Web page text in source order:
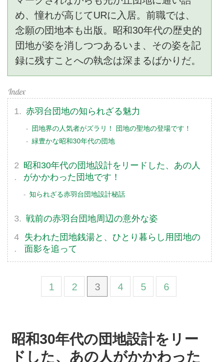
め、憧れが高じてURに入居。前職では、
念願の団地本も出版。昭和30年代の歴史的
団地が姿を消しつつあるいま、その姿を記
録に残すことへの執念は深まるばかりだ。
赤羽台団地の知られざる魅力
団地界の人気者がズラリ！ 団地の聖地の登場です！
緑豊かな昭和30年代の団地
昭和30年代の団地設計をリードした、あの人
がかかわった団地です！
知られざる赤羽台団地設計秘話
戦前の赤羽台団地周辺の意外な姿
失われた団地銭湯と、ひとり暮らし用団地の
面影を追って
1 2 3 4 5 6
昭和30年代の団地設計をリー
ドした、あの人がかかわった